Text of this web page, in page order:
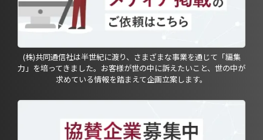
(株)共同通信社は半世紀に渡り、さまざまな事業を通じて「編集
力」を培ってきました。お客様が世の中に訴えたいこと、世の中が
求めている情報を踏まえて企画立案します。